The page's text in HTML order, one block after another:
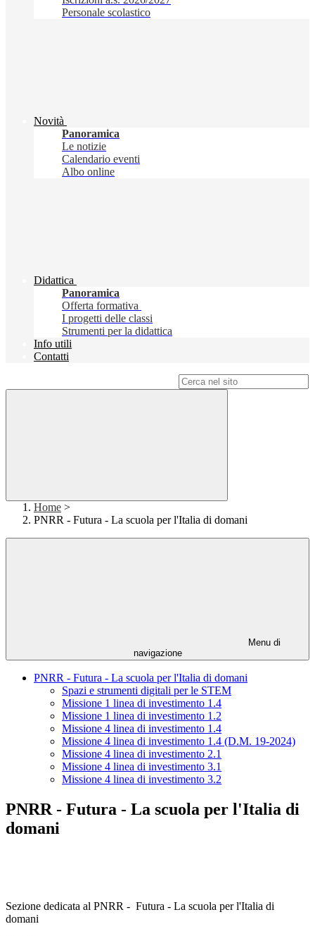
Personale scolastico
Novità
Panoramica
Le notizie
Calendario eventi
Albo online
Didattica
Panoramica
Offerta formativa
I progetti delle classi
Strumenti per la didattica
Info utili
Contatti
Home >
PNRR - Futura - La scuola per l'Italia di domani
Menu di
navigazione
PNRR - Futura - La scuola per l'Italia di domani
Spazi e strumenti digitali per le STEM
Missione 1 linea di investimento 1.4
Missione 1 linea di investimento 1.2
Missione 4 linea di investimento 1.4
Missione 4 linea di investimento 1.4 (D.M. 19-2024)
Missione 4 linea di investimento 2.1
Missione 4 linea di investimento 3.1
Missione 4 linea di investimento 3.2
PNRR - Futura - La scuola per l'Italia di
domani
Sezione dedicata al PNRR - Futura - La scuola per l'Italia di
domani